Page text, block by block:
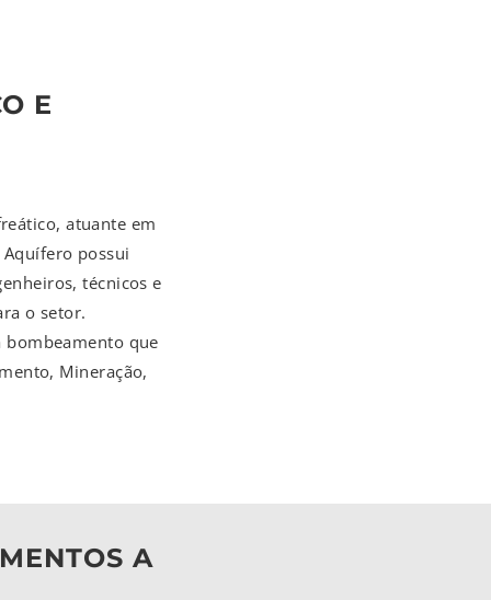
E
atuante em
possui
técnicos e
o setor.
bombeamento que
Mineração,
A